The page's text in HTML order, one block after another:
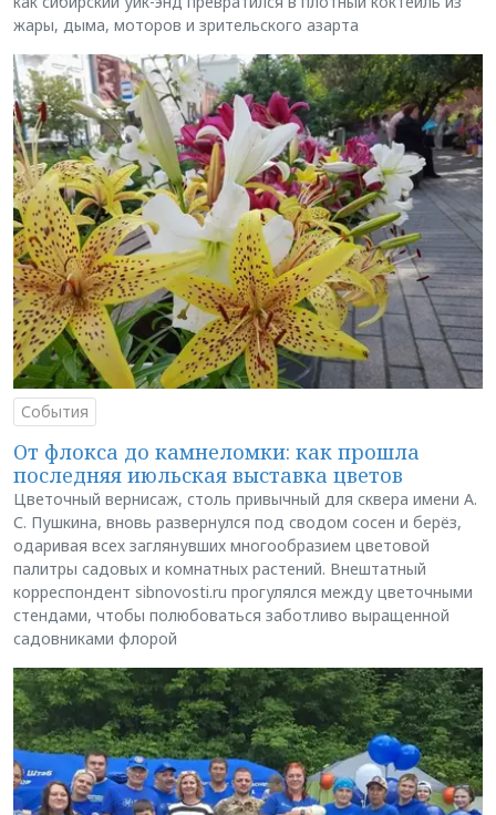
жары, дыма, моторов и зрительского азарта
События
От флокса до камнеломки: как прошла
последняя июльская выставка цветов
Цветочный вернисаж, столь привычный для сквера имени А.
С. Пушкина, вновь развернулся под сводом сосен и берёз,
одаривая всех заглянувших многообразием цветовой
палитры садовых и комнатных растений. Внештатный
корреспондент sibnovosti.ru прогулялся между цветочными
стендами, чтобы полюбоваться заботливо выращенной
садовниками флорой